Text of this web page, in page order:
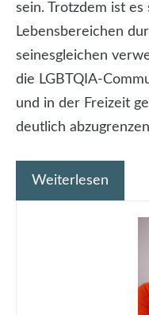
sein. Trotzdem ist es
Lebensbereichen
seinesgleichen
die LGBTQIA-
und in der Freizeit
deutlich
Weiterlesen